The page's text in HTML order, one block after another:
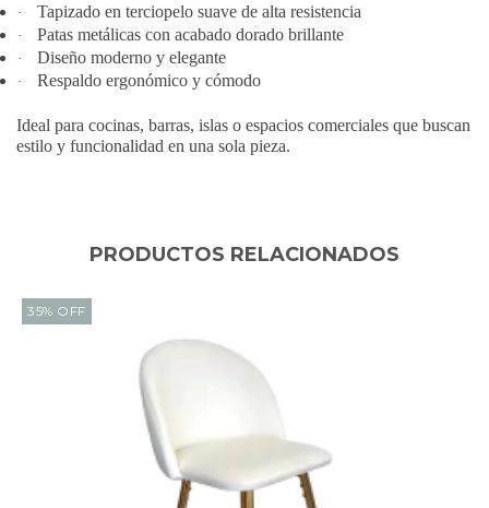
· Tapizado en terciopelo suave de alta resistencia
· Patas metálicas con acabado dorado brillante
· Diseño moderno y elegante
· Respaldo ergonómico y cómodo
Ideal para cocinas, barras, islas o espacios comerciales que buscan
estilo y funcionalidad en una sola pieza.
PRODUCTOS RELACIONADOS
35% OFF